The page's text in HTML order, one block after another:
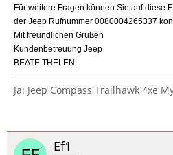
Für weitere Fragen können Sie auf diese
der Jeep Rufnummer 0080004265337
Mit freundlichen Grüßen
Kundenbetreuung Jeep
BEATE THELEN
Ja: Jeep Compass Trailhawk 4xe
Ef1